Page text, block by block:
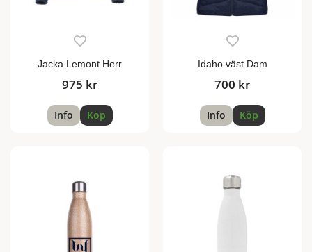
Jacka Lemont Herr
975 kr
Info Köp
Idaho väst Dam
700 kr
Info Köp